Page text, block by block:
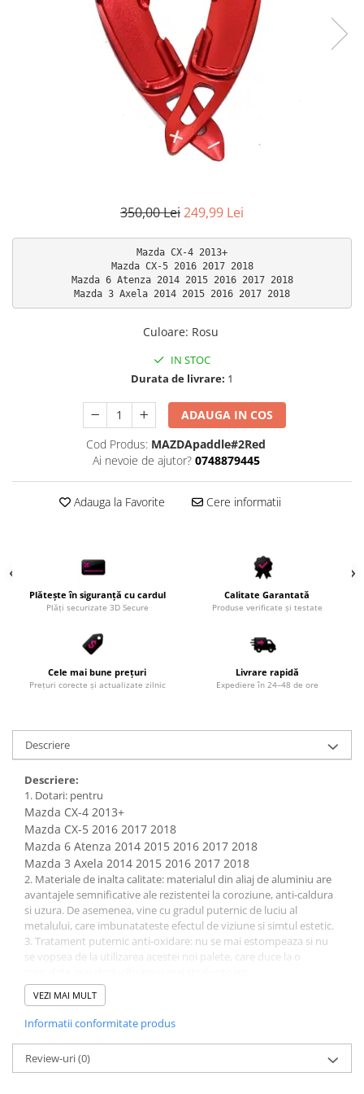
350,00 Lei249,99 Lei
Mazda CX-4 2013+
Mazda CX-5 2016 2017 2018
Mazda 6 Atenza 2014 2015 2016 2017 2018
Mazda 3 Axela 2014 2015 2016 2017 2018
Culoare: Rosu
IN STOC
Durata de livrare: 1
ADAUGA IN COS
Cod Produs: MAZDApaddle#2Red
Ai nevoie de ajutor? 0748879445
Adauga la Favorite Cere informatii
Plătește în siguranță cu cardul
Plăți securizate 3D Secure
Calitate Garantată
Produse verificate și testate
Cele mai bune prețuri
Prețuri corecte și actualizate zilnic
Livrare rapidă
Expediere în 24–48 de ore
Descriere
Descriere:
1. Dotari: pentru
Mazda CX-4 2013+
Mazda CX-5 2016 2017 2018
Mazda 6 Atenza 2014 2015 2016 2017 2018
Mazda 3 Axela 2014 2015 2016 2017 2018
2. Materiale de inalta calitate: materialul din aliaj de aluminiu are
avantajele semnificative ale rezistentei la coroziune, anti-caldura
si uzura. De asemenea, vine cu gradul puternic de luciu al
metalului, care imbunatateste efectul de viziune si simtul estetic.
3. Tratament puternic anti-oxidare: nu se mai estompeaza si nu
se vopsea de la utilizarea acestei noi palete, care duce la o
4. Instalare buna: instalare nedistructiva si usor de instalat. Mai
intai, curatati ambele pozitii lipite, apoi rupeti aderenta pentru a
alinia articulatia, dupa care lipiti-le ferm pentru a termina
5. Modelarea ca masina originala: este modelata si proiectata in
functie de datele originale ale masinii si mentinerea modelului
VEZI MAI MULT
Informatii conformitate produs
Review-uri(0)